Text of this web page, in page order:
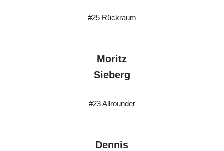
#25 Rückraum
Moritz
Sieberg
#23 Allrounder
Dennis